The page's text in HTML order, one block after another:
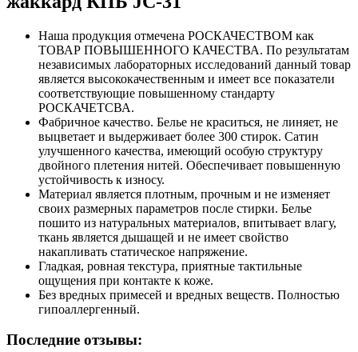
Наша продукция отмечена РОСКАЧЕСТВОМ как
ТОВАР ПОВЫШЕННОГО КАЧЕСТВА. По результатам
независимых лабораторных исследований данный товар
является высококачественным и имеет все показатели
соответствующие повышенному стандарту
РОСКАЧЕТСВА.
Фабричное качество. Белье не краситься, не линяет, не
выцветает и выдерживает более 300 стирок. Сатин
улучшенного качества, имеющий особую структуру
двойного плетения нитей. Обеспечивает повышенную
устойчивость к износу.
Материал является плотным, прочным и не изменяет
своих размерных параметров после стирки. Белье
пошито из натуральных материалов, впитывает влагу,
ткань является дышащей и не имеет свойство
накапливать статическое напряжение.
Гладкая, ровная текстура, приятные тактильные
ощущения при контакте к коже.
Без вредных примесей и вредных веществ. Полностью
гипоаллергенный.
Последние отзывы: